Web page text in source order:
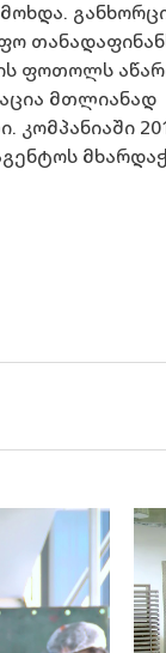
მოხდა.
ფოთოლს
მთლიანად
კომპანიაში